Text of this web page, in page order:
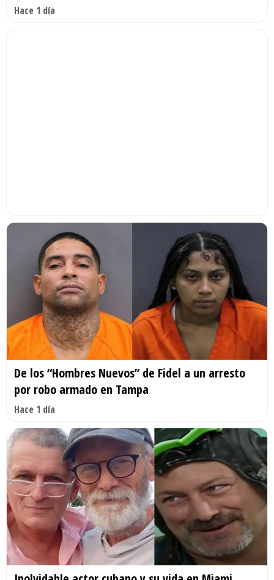
Hace 1 día
De los “Hombres Nuevos” de Fidel a un arresto
por robo armado en Tampa
Hace 1 día